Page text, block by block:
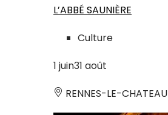
L’ABBÉ SAUNIÈRE
Culture
1 juin31 août
RENNES-LE-CHATEAU